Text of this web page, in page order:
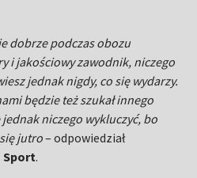
dobrze podczas obozu
i jakościowy zawodnik, niczego
jednak nigdy, co się wydarzy.
będzie też szukał innego
niczego wykluczyć, bo
jutro– odpowiedział
Sport.